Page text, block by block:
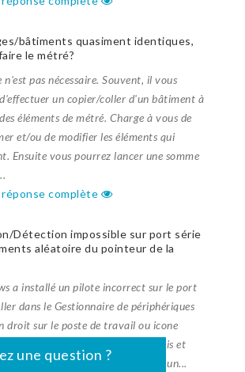
bâtiments quasiment identiques,
le métré?
n'est pas nécessaire. Souvent, il vous
un copier/coller d'un bâtiment à
éléments de métré. Charge à vous de
et/ou de modifier les éléments qui
Ensuite vous pourrez lancer une somme
réponse complète
Détection impossible sur port série
aléatoire du pointeur de la
a installé un pilote incorrect sur le port
dans le Gestionnaire de périphériques
droit sur le poste de travail ou icone
Propriétés ....), puis dans "Souris et
de pointage" vérifier si un...
une question ?